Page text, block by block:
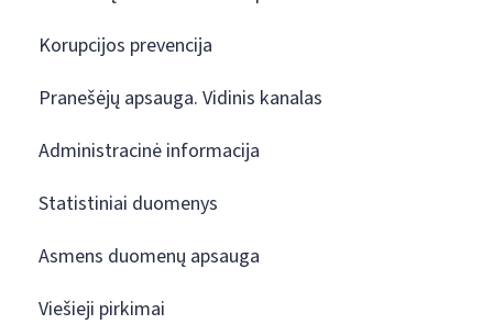
Korupcijos prevencija
Pranešėjų apsauga. Vidinis kanalas
Administracinė informacija
Statistiniai duomenys
Asmens duomenų apsauga
Viešieji pirkimai